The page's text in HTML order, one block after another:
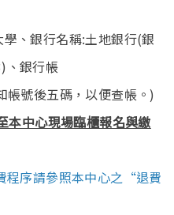
、銀行名稱:土地銀行(銀
、銀行帳
號後五碼，以便查帳。)
本中心現場臨櫃報名與繳
程序請參照本中心之“退費